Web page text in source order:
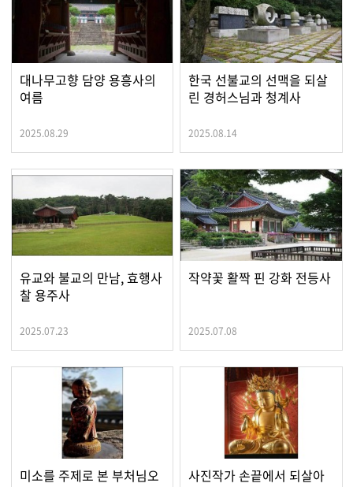
대나무고향 담양 용흥사의
여름
2025.08.29
한국 선불교의 선맥을 되살
린 경허스님과 청계사
2025.08.14
유교와 불교의 만남, 효행사
찰 용주사
2025.07.23
작약꽃 활짝 핀 강화 전등사
2025.07.08
미소를 주제로 본 부처님오
사진작가 손끝에서 되살아